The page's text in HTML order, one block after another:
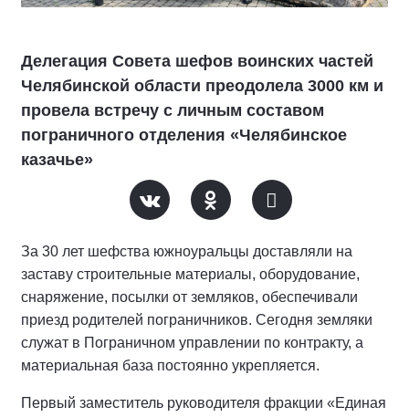
Делегация Совета шефов воинских частей
Челябинской области преодолела 3000 км и
провела встречу с личным составом
пограничного отделения «Челябинское
казачье»
За 30 лет шефства южноуральцы доставляли на
заставу строительные материалы, оборудование,
снаряжение, посылки от земляков, обеспечивали
приезд родителей пограничников. Сегодня земляки
служат в Пограничном управлении по контракту, а
материальная база постоянно укрепляется.
Первый заместитель руководителя фракции «Единая